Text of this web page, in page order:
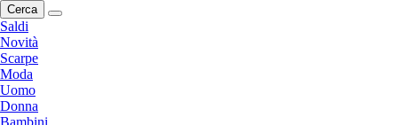
Cerca
Saldi
Novità
Scarpe
Moda
Uomo
Donna
Bambini